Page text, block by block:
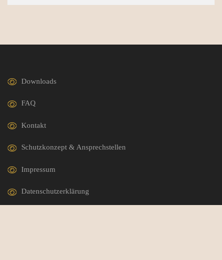
Downloads
FAQ
Kontakt
Schutzkonzept & Ansprechstellen
Impressum
Datenschutzerklärung